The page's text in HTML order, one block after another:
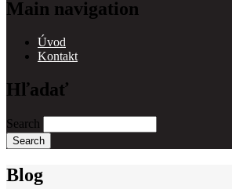
Main navigation
Úvod
Kontakt
Hľadať
Search
Blog